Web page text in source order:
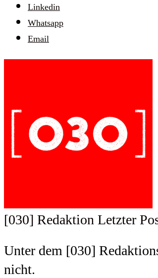
Linkedin
Whatsapp
Email
[030] Redaktion Letzter
Unter dem [030]
nicht.